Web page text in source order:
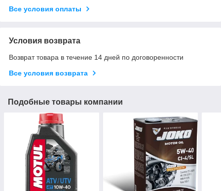
Все условия оплаты
Условия возврата
Возврат товара в течение 14 дней по договоренности
Все условия возврата
Подобные товары компании